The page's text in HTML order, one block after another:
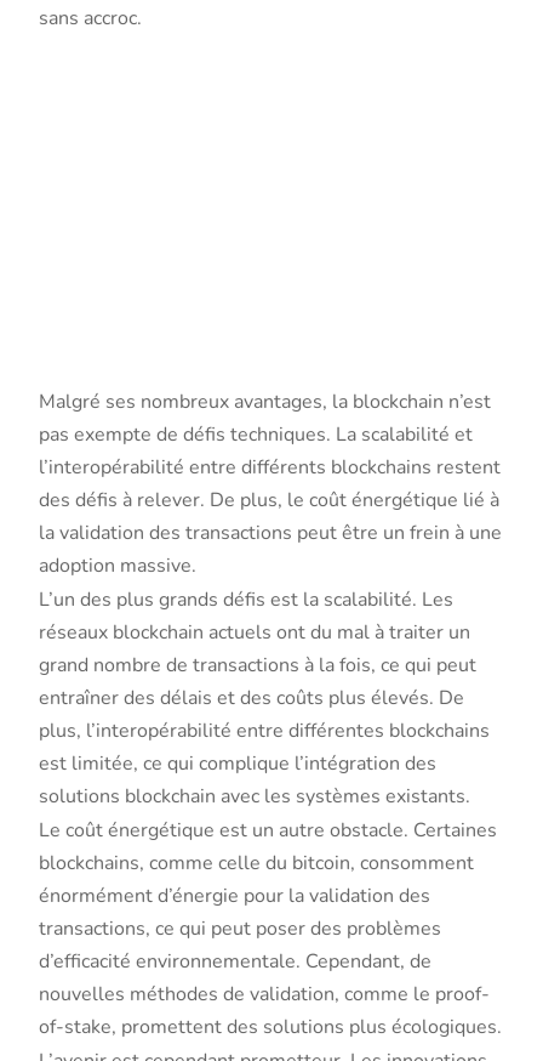
sans accroc.
Malgré ses nombreux avantages, la blockchain n’est
pas exempte de défis techniques. La scalabilité et
l’interopérabilité entre différents blockchains restent
des défis à relever. De plus, le coût énergétique lié à
la validation des transactions peut être un frein à une
adoption massive.
L’un des plus grands défis est la scalabilité. Les
réseaux blockchain actuels ont du mal à traiter un
grand nombre de transactions à la fois, ce qui peut
entraîner des délais et des coûts plus élevés. De
plus, l’interopérabilité entre différentes blockchains
est limitée, ce qui complique l’intégration des
solutions blockchain avec les systèmes existants.
Le coût énergétique est un autre obstacle. Certaines
blockchains, comme celle du bitcoin, consomment
énormément d’énergie pour la validation des
transactions, ce qui peut poser des problèmes
d’efficacité environnementale. Cependant, de
nouvelles méthodes de validation, comme le proof-
of-stake, promettent des solutions plus écologiques.